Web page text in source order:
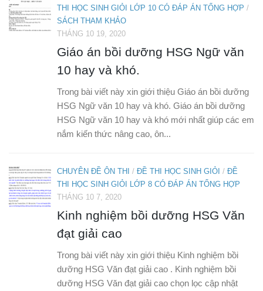
THI HỌC SINH GIỎI LỚP 10 CÓ ĐÁP ÁN TỔNG HỢP /
SÁCH THAM KHẢO
THÁNG 10 19, 2020
Giáo án bồi dưỡng HSG Ngữ văn
10 hay và khó.
Trong bài viết này xin giới thiệu Giáo án bồi dưỡng
HSG Ngữ văn 10 hay và khó. Giáo án bồi dưỡng
HSG Ngữ văn 10 hay và khó mới nhất giúp các em
nắm kiến thức nâng cao, ôn...
CHUYÊN ĐỀ ÔN THI / ĐỀ THI HỌC SINH GIỎI / ĐỀ
THI HỌC SINH GIỎI LỚP 8 CÓ ĐÁP ÁN TỔNG HỢP
THÁNG 10 7, 2020
Kinh nghiệm bồi dưỡng HSG Văn
đạt giải cao
Trong bài viết này xin giới thiệu Kinh nghiệm bồi
dưỡng HSG Văn đạt giải cao . Kinh nghiệm bồi
dưỡng HSG Văn đạt giải cao chọn lọc cập nhật